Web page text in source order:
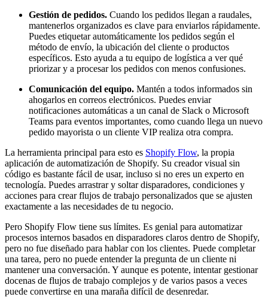
Gestión de pedidos. Cuando los pedidos llegan a raudales,
mantenerlos organizados es clave para enviarlos rápidamente.
Puedes etiquetar automáticamente los pedidos según el
método de envío, la ubicación del cliente o productos
específicos. Esto ayuda a tu equipo de logística a ver qué
priorizar y a procesar los pedidos con menos confusiones.
Comunicación del equipo. Mantén a todos informados sin
ahogarlos en correos electrónicos. Puedes enviar
notificaciones automáticas a un canal de Slack o Microsoft
Teams para eventos importantes, como cuando llega un nuevo
pedido mayorista o un cliente VIP realiza otra compra.
La herramienta principal para esto es Shopify Flow, la propia
aplicación de automatización de Shopify. Su creador visual sin
código es bastante fácil de usar, incluso si no eres un experto en
tecnología. Puedes arrastrar y soltar disparadores, condiciones y
acciones para crear flujos de trabajo personalizados que se ajusten
exactamente a las necesidades de tu negocio.
Pero Shopify Flow tiene sus límites. Es genial para automatizar
procesos internos basados en disparadores claros dentro de Shopify,
pero no fue diseñado para hablar con los clientes. Puede completar
una tarea, pero no puede entender la pregunta de un cliente ni
mantener una conversación. Y aunque es potente, intentar gestionar
docenas de flujos de trabajo complejos y de varios pasos a veces
puede convertirse en una maraña difícil de desenredar.